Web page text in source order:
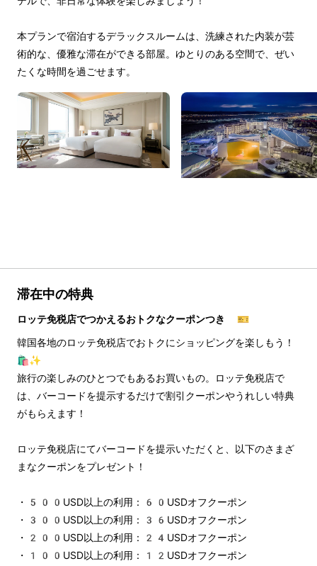
本プランで宿泊するデラックスルームは、洗練された内装が芸
術的な、優雅な滞在ができる部屋。ゆとりのある空間で、ぜい
たくな時間を過ごせます。
滞在中の特典
ロッテ免税店でつかえるおトクなクーポンつき 🎫
韓国各地のロッテ免税店でおトクにショッピングを楽しもう！
🛍️✨
旅行の楽しみのひとつでもあるお買いもの。ロッテ免税店で
は、バーコードを提示するだけで割引クーポンやうれしい特典
がもらえます！
ロッテ免税店にてバーコードを提示いただくと、以下のさまざ
まなクーポンをプレゼント！
・500USD以上の利用：60USDオフクーポン
・300USD以上の利用：36USDオフクーポン
・200USD以上の利用：24USDオフクーポン
・100USD以上の利用：12USDオフクーポン